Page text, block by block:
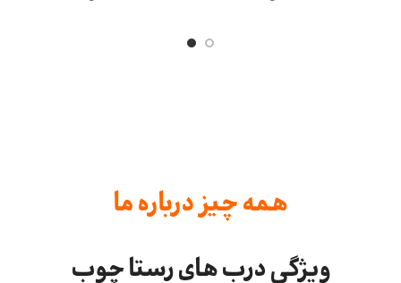
همه چیز درباره ما
ویژگی درب های رستا چوب